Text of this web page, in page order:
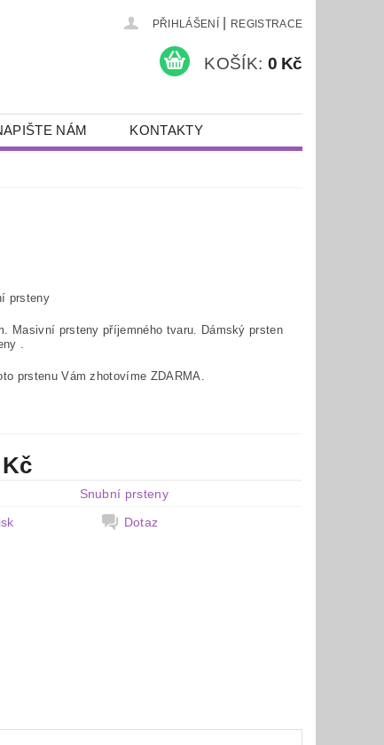
PŘIHLÁŠENÍ REGISTRACE
KOŠÍK: 0 Kč
NÁM KONTAKTY
prsteny
Masivní prsteny příjemného tvaru. Dámský prsten
.
prstenu Vám zhotovíme ZDARMA.
Kč
Snubní prsteny
Dotaz